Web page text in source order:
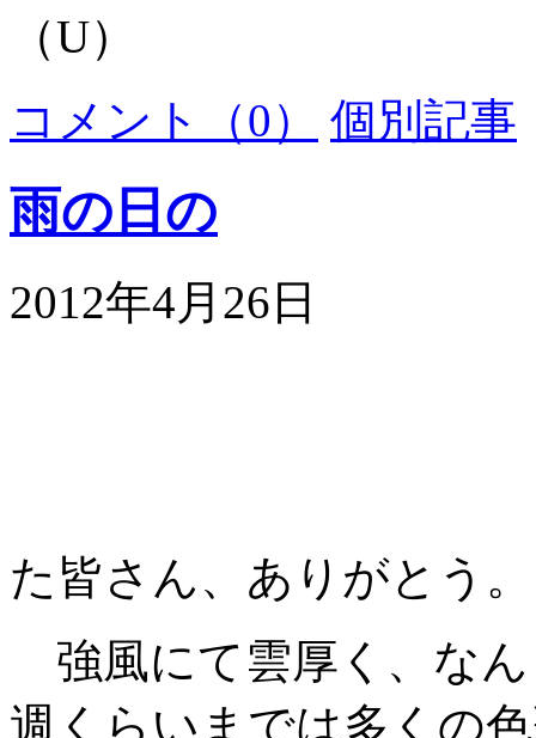
（U）
コメント（0）
個別記事
雨の日の
2012年4月26日
た皆さん、ありがとう。
強風にて雲厚く、な
週くらいまでは多くの